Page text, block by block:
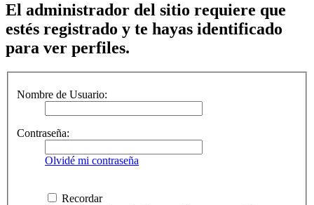
El administrador del sitio requiere que
estés registrado y te hayas identificado
para ver perfiles.
Nombre de Usuario:
Contraseña:
Olvidé mi contraseña
Recordar